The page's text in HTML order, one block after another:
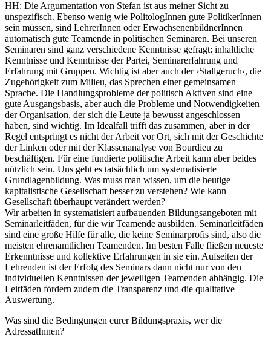
HH: Die Argumentation von Stefan ist aus meiner Sicht zu
unspezifisch. Ebenso wenig wie PolitologInnen gute PolitikerInnen
sein müssen, sind LehrerInnen oder ErwachsenenbildnerInnen
automatisch gute Teamende in politischen Seminaren. Bei unseren
Seminaren sind ganz verschiedene Kenntnisse gefragt: inhaltliche
Kenntnisse und Kenntnisse der Partei, Seminarerfahrung und
Erfahrung mit Gruppen. Wichtig ist aber auch der ›Stallgeruch‹, die
Zugehörigkeit zum Milieu, das Sprechen einer gemeinsamen
Sprache. Die Handlungsprobleme der politisch Aktiven sind eine
gute Ausgangsbasis, aber auch die Probleme und Notwendigkeiten
der Organisation, der sich die Leute ja bewusst angeschlossen
haben, sind wichtig. Im Idealfall trifft das zusammen, aber in der
Regel entspringt es nicht der Arbeit vor Ort, sich mit der Geschichte
der Linken oder mit der Klassenanalyse von Bourdieu zu
beschäftigen. Für eine fundierte politische Arbeit kann aber beides
nützlich sein. Uns geht es tatsächlich um systematisierte
Grundlagenbildung. Was muss man wissen, um die heutige
kapitalistische Gesellschaft besser zu verstehen? Wie kann
Gesellschaft überhaupt verändert werden?
Wir arbeiten in systematisiert aufbauenden Bildungsangeboten mit
Seminarleitfäden, für die wir Teamende ausbilden. Seminarleitfäden
sind eine große Hilfe für alle, die keine Seminarprofis sind, also die
meisten ehrenamtlichen Teamenden. Im besten Falle fließen neueste
Erkenntnisse und kollektive Erfahrungen in sie ein. Aufseiten der
Lehrenden ist der Erfolg des Seminars dann nicht nur von den
individuellen Kenntnissen der jeweiligen Teamenden abhängig. Die
Leitfäden fördern zudem die Transparenz und die qualitative
Auswertung.
Was sind die Bedingungen eurer Bildungspraxis, wer die
AdressatInnen?